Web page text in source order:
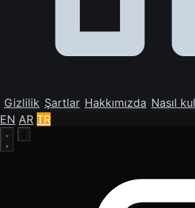
Gizlilik Şartlar Hakkımızda Nasıl
EN AR TR